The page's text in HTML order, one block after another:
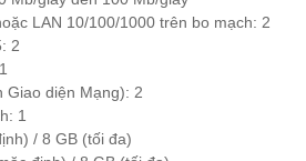
LAN 10/100/1000 trên bo mạch: 2
2
Giao diện Mạng): 2
1
/ 8 GB (tối đa)